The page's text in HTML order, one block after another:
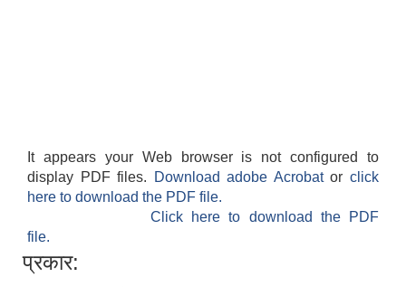
It appears your Web browser is not configured to
display PDF files.
Download adobe Acrobatorclick
here to download the PDF file.
Click here to download the PDF
file.
प्रकार: